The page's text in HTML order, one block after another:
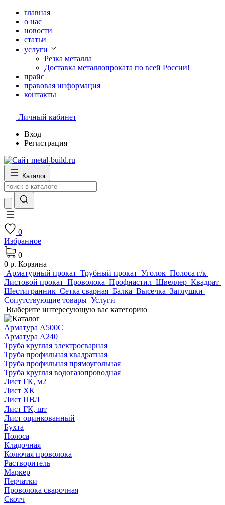
главная
о нас
новости
статьи
услуги
Резка металла
Доставка металлопроката по всей России!
прайс
правовая информация
контакты
Личный кабинет
Вход
Регистрация
Каталог
0
Избранное
0
0 р. Корзина
Арматурный прокат Трубный прокат Уголок Полоса г/к
Листовой прокат Проволока Профнастил Швеллер Квадрат
Шестигранник Сетка сварная Балка Высечка Заглушки
Сопутствующие товары Услуги
Выберите интересующую вас категорию
Арматура А500С
Арматура А240
Труба круглая электросварная
Труба профильная квадратная
Труба профильная прямоугольная
Труба круглая водогазопроводная
Лист ГК, м2
Лист ХК
Лист ПВЛ
Лист ГК, шт
Лист оцинкованный
Бухта
Полоса
Кладочная
Колючая проволока
Растворитель
Маркер
Перчатки
Проволока сварочная
Скотч